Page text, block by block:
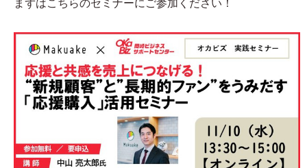
まずはこちらのセミナーにご参加ください！